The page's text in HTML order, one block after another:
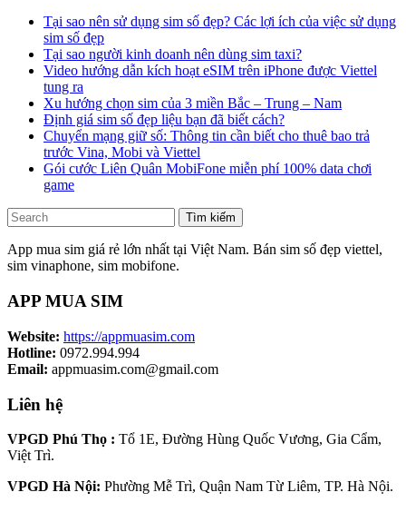
Tại sao nên sử dụng sim số đẹp? Các lợi ích của việc sử dụng
sim số đẹp
Tại sao người kinh doanh nên dùng sim taxi?
Video hướng dẫn kích hoạt eSIM trên iPhone được Viettel
tung ra
Xu hướng chọn sim của 3 miền Bắc – Trung – Nam
Định giá sim số đẹp liệu bạn đã biết cách?
Chuyển mạng giữ số: Thông tin cần biết cho thuê bao trả
trước Vina, Mobi và Viettel
Gói cước Liên Quân MobiFone miễn phí 100% data chơi
game
Tìm kiếm
App mua sim giá rẻ lớn nhất tại Việt Nam. Bán sim số đẹp viettel,
sim vinaphone, sim mobifone.
APP MUA SIM
Website: https://appmuasim.com
Hotline: 0972.994.994
Email: appmuasim.com@gmail.com
Liên hệ
VPGD Phú Thọ : Tổ 1E, Đường Hùng Quốc Vương, Gia Cẩm,
Việt Trì.
VPGD Hà Nội: Phường Mễ Trì, Quận Nam Từ Liêm, TP. Hà Nội.